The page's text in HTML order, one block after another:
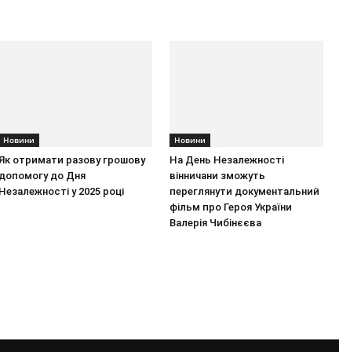
Новини
Як отримати разову грошову
допомогу до Дня
Незалежності у 2025 році
Новини
На День Незалежності
вінничани зможуть
переглянути документальний
фільм про Героя України
Валерія Чибінєєва